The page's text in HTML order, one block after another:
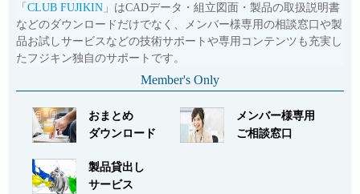
「 CLUB FUJIKIN 」はCADデータ・組立図面・製品の取扱説明書
などのダウンロードだけでなく、メンバー様専用の相談窓口や製
品お試しサービスなどの技術サポートや専用コンテンツも充実し
たフジキン独自のサポートです。
Member's Only
おまとめ
ダウンロード
メンバー様専用
ご相談窓口
製品貸出し
サービス